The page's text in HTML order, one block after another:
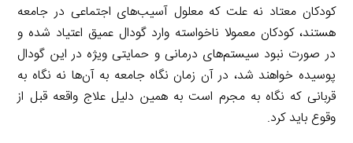
کودکان معتاد نه علت که معلول آسیب‌های اجتماعی در جامعه
هستند، کودکان معمولا ناخواسته وارد گودال عمیق اعتیاد شده و
در صورت نبود سیستم‌های درمانی و حمایتی ویژه در این گودال
پوسیده خواهند شد، در آن زمان نگاه جامعه به آن‌ها نه نگاه به
قربانی که نگاه به مجرم است به همین دلیل علاج واقعه قبل از
وقوع باید کرد.